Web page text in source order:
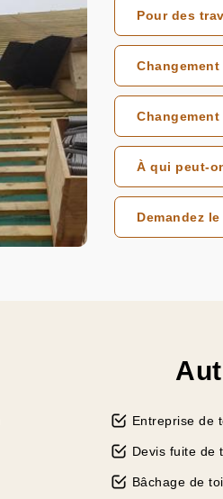
Pour des
À qui peut-
Demandez
Entreprise de
Devis fuite de
Bâchage de